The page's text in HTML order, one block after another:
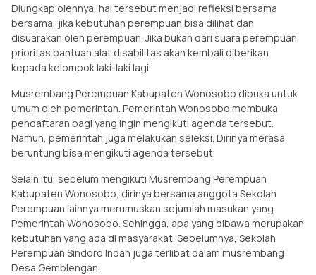
Diungkap olehnya, hal tersebut menjadi refleksi bersama
bersama, jika kebutuhan perempuan bisa dilihat dan
disuarakan oleh perempuan. Jika bukan dari suara perempuan,
prioritas bantuan alat disabilitas akan kembali diberikan
kepada kelompok laki-laki lagi.
Musrembang Perempuan Kabupaten Wonosobo dibuka untuk
umum oleh pemerintah. Pemerintah Wonosobo membuka
pendaftaran bagi yang ingin mengikuti agenda tersebut.
Namun, pemerintah juga melakukan seleksi. Dirinya merasa
beruntung bisa mengikuti agenda tersebut.
Selain itu, sebelum mengikuti Musrembang Perempuan
Kabupaten Wonosobo, dirinya bersama anggota Sekolah
Perempuan lainnya merumuskan sejumlah masukan yang
Pemerintah Wonosobo. Sehingga, apa yang dibawa merupakan
kebutuhan yang ada di masyarakat. Sebelumnya, Sekolah
Perempuan Sindoro Indah juga terlibat dalam musrembang
Desa Gemblengan.